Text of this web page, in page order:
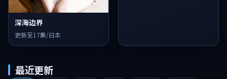
深海边界
更新至17集/日本
最近更新